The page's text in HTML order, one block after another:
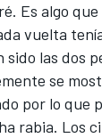
Es algo
vuelta
las dos
se
por lo que
rabia. Los